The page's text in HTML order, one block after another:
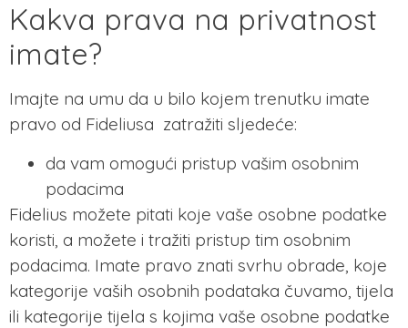
Kakva prava na privatnost
imate?
Imajte na umu da u bilo kojem trenutku imate
pravo od Fideliusa zatražiti sljedeće:
da vam omogući pristup vašim osobnim
podacima
Fidelius možete pitati koje vaše osobne podatke
koristi, a možete i tražiti pristup tim osobnim
podacima. Imate pravo znati svrhu obrade, koje
kategorije vaših osobnih podataka čuvamo, tijela
ili kategorije tijela s kojima vaše osobne podatke